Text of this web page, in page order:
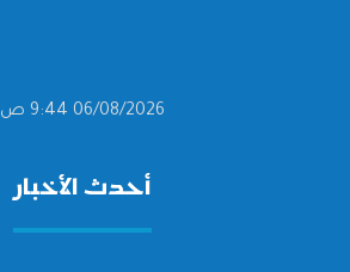
06/08/2026 9:44 ص
أحدث الأخبار